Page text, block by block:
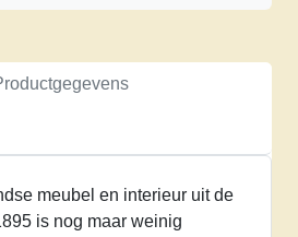
meubel en interieur uit de
is nog maar weinig